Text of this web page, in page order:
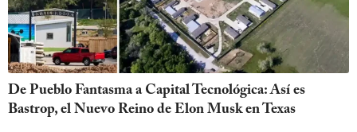
De Pueblo Fantasma a Capital Tecnológica: Así es
Bastrop, el Nuevo Reino de Elon Musk en Texas